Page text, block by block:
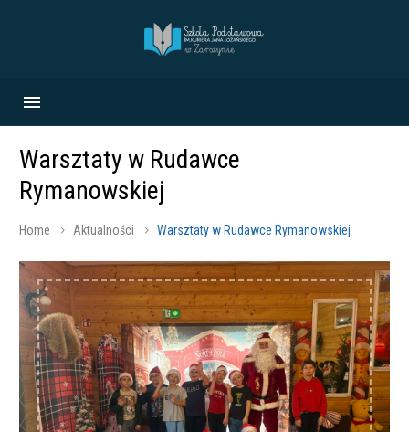
Warsztaty w Rudawce
Rymanowskiej
Home Aktualności Warsztaty w Rudawce Rymanowskiej